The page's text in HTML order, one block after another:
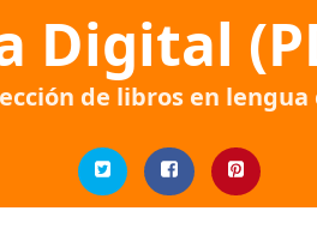
Digital
de libros en